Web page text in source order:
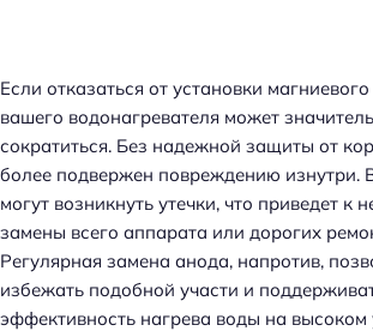
Если отказаться от установки
вашего водонагревателя может
сократиться. Без надежной защиты от
более подвержен повреждению изнутри.
могут возникнуть утечки, что приведет к
замены всего аппарата или дорогих
Регулярная замена анода, напротив,
избежать подобной участи и
эффективность нагрева воды на высоком